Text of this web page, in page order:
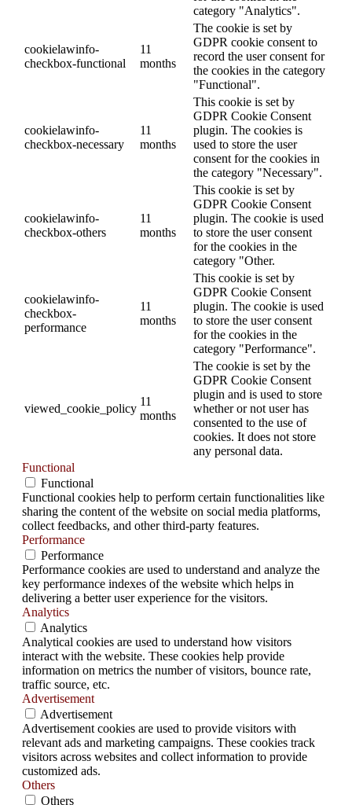
category "Analytics".
cookielawinfo-
checkbox-functional
11
months
The cookie is set by
GDPR cookie consent to
record the user consent for
the cookies in the category
"Functional".
cookielawinfo-
checkbox-necessary
11
months
This cookie is set by
GDPR Cookie Consent
plugin. The cookies is
used to store the user
consent for the cookies in
the category "Necessary".
cookielawinfo-
checkbox-others
11
months
This cookie is set by
GDPR Cookie Consent
plugin. The cookie is used
to store the user consent
for the cookies in the
category "Other.
cookielawinfo-
checkbox-
performance
11
months
This cookie is set by
GDPR Cookie Consent
plugin. The cookie is used
to store the user consent
for the cookies in the
category "Performance".
viewed_cookie_policy
11
months
The cookie is set by the
GDPR Cookie Consent
plugin and is used to store
whether or not user has
consented to the use of
cookies. It does not store
any personal data.
Functional
Functional
Functional cookies help to perform certain functionalities like
sharing the content of the website on social media platforms,
collect feedbacks, and other third-party features.
Performance
Performance
Performance cookies are used to understand and analyze the
key performance indexes of the website which helps in
delivering a better user experience for the visitors.
Analytics
Analytics
Analytical cookies are used to understand how visitors
interact with the website. These cookies help provide
information on metrics the number of visitors, bounce rate,
traffic source, etc.
Advertisement
Advertisement
Advertisement cookies are used to provide visitors with
relevant ads and marketing campaigns. These cookies track
visitors across websites and collect information to provide
customized ads.
Others
Others